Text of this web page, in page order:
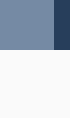
ugrik)
ugrik)